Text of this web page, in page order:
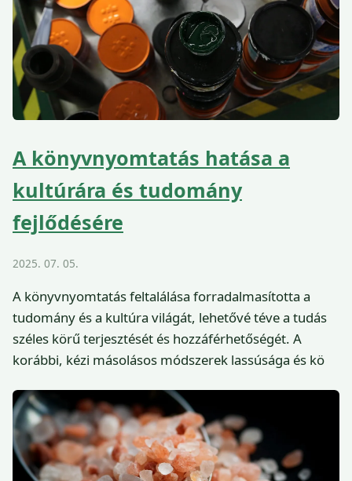
A könyvnyomtatás hatása a
kultúrára és tudomány
fejlődésére
2025. 07. 05.
A könyvnyomtatás feltalálása forradalmasította a
tudomány és a kultúra világát, lehetővé téve a tudás
széles körű terjesztését és hozzáférhetőségét. A
korábbi, kézi másolásos módszerek lassúsága és kö